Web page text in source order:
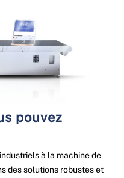
pouvez
à la machine de
des solutions robustes et